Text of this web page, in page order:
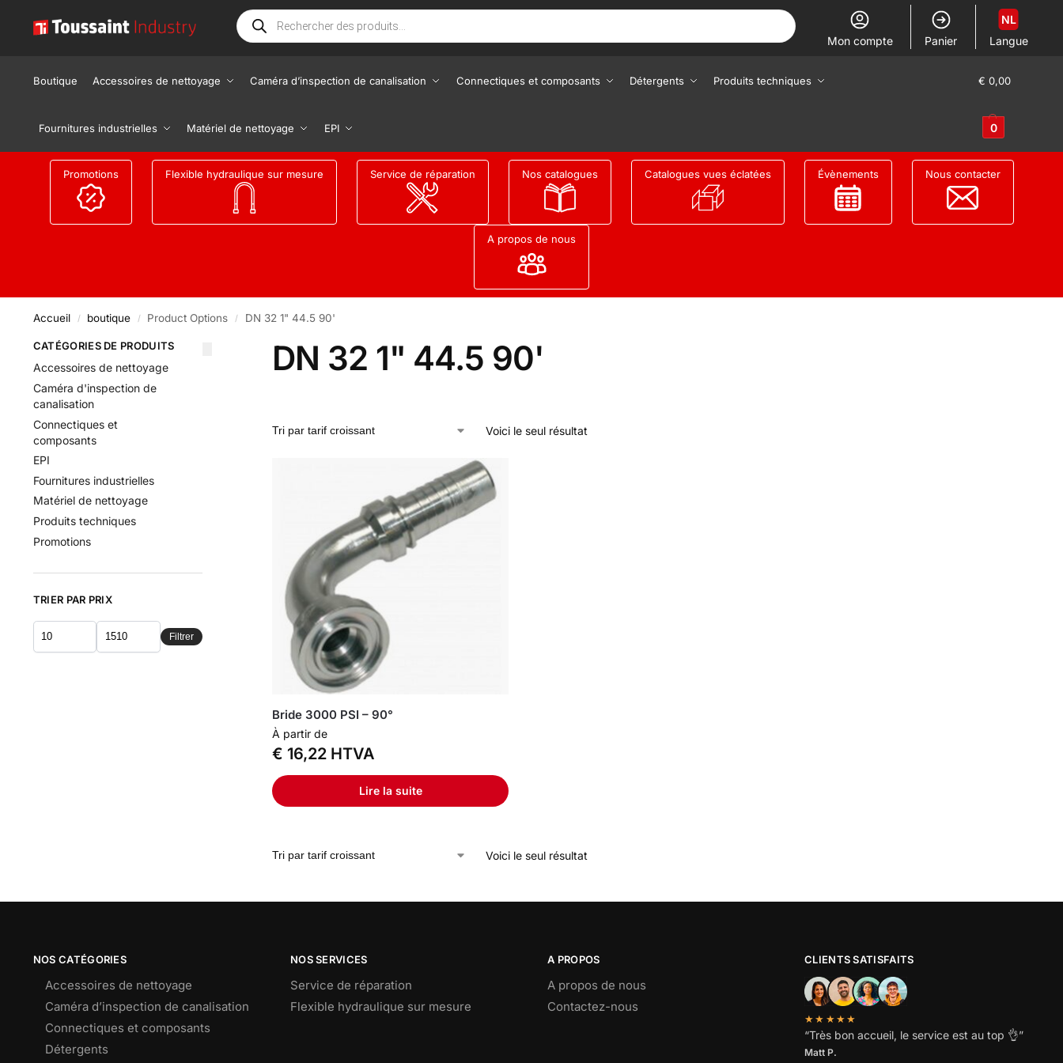
Mon compte Panier Langue
NL
Boutique Accessoires de nettoyage Caméra d’inspection de canalisation Connectiques et composants Détergents Produits techniques
Fournitures industrielles Matériel de nettoyage EPI
€ 0,00
0
Promotions Flexible hydraulique sur mesure Service de réparation Nos catalogues Catalogues vues éclatées Évènements Nous contacter
A propos de nous
Accueil / boutique / Product Options / DN 32 1" 44.5 90'
DN 32 1" 44.5 90'
Voici le seul résultat
Bride 3000 PSI – 90°
À partir de
€ 16,22 HTVA
Lire la suite
Voici le seul résultat
CATÉGORIES DE PRODUITS
Accessoires de nettoyage
Caméra d'inspection de
canalisation
Connectiques et
composants
EPI
Fournitures industrielles
Matériel de nettoyage
Produits techniques
Promotions
TRIER PAR PRIX
Filtrer
NOS CATÉGORIES
Accessoires de nettoyage
Caméra d’inspection de canalisation
Connectiques et composants
Détergents
NOS SERVICES
Service de réparation
Flexible hydraulique sur mesure
A PROPOS
A propos de nous
Contactez-nous
CLIENTS SATISFAITS
★★★★★
“Très bon accueil, le service est au top 👌”
Matt P.